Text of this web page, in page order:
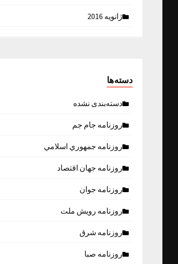
ژانویه 2016
دسته‌ها
دسته‌بندی نشده
روزنامه جام جم
روزنامه جمهوري اسلامي
روزنامه جهان اقتصاد
روزنامه جوان
روزنامه رویش ملت
روزنامه شرق
روزنامه صبا